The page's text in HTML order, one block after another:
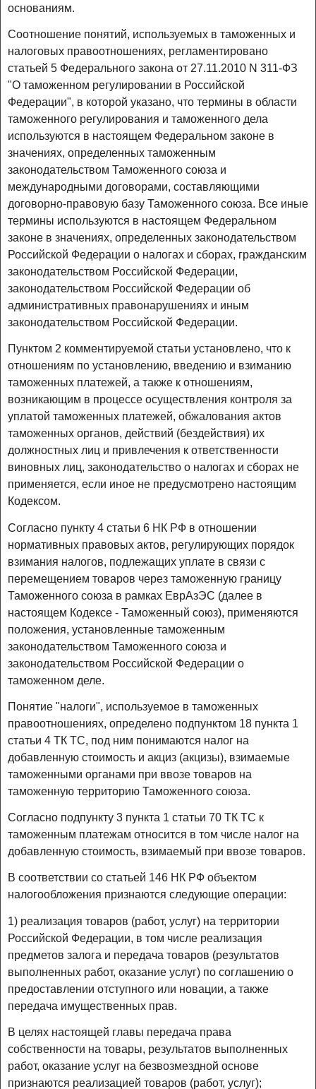
основаниям.
Соотношение понятий, используемых в таможенных и
налоговых правоотношениях, регламентировано
статьей 5 Федерального закона от 27.11.2010 N 311-ФЗ
"О таможенном регулировании в Российской
Федерации", в которой указано, что термины в области
таможенного регулирования и таможенного дела
используются в настоящем Федеральном законе в
значениях, определенных таможенным
законодательством Таможенного союза и
международными договорами, составляющими
договорно-правовую базу Таможенного союза. Все иные
термины используются в настоящем Федеральном
законе в значениях, определенных законодательством
Российской Федерации о налогах и сборах, гражданским
законодательством Российской Федерации,
законодательством Российской Федерации об
административных правонарушениях и иным
законодательством Российской Федерации.
Пунктом 2 комментируемой статьи установлено, что к
отношениям по установлению, введению и взиманию
таможенных платежей, а также к отношениям,
возникающим в процессе осуществления контроля за
уплатой таможенных платежей, обжалования актов
таможенных органов, действий (бездействия) их
должностных лиц и привлечения к ответственности
виновных лиц, законодательство о налогах и сборах не
применяется, если иное не предусмотрено настоящим
Кодексом.
Согласно пункту 4 статьи 6 НК РФ в отношении
нормативных правовых актов, регулирующих порядок
взимания налогов, подлежащих уплате в связи с
перемещением товаров через таможенную границу
Таможенного союза в рамках ЕврАзЭС (далее в
настоящем Кодексе - Таможенный союз), применяются
положения, установленные таможенным
законодательством Таможенного союза и
законодательством Российской Федерации о
таможенном деле.
Понятие "налоги", используемое в таможенных
правоотношениях, определено подпунктом 18 пункта 1
статьи 4 ТК ТС, под ним понимаются налог на
добавленную стоимость и акциз (акцизы), взимаемые
таможенными органами при ввозе товаров на
таможенную территорию Таможенного союза.
Согласно подпункту 3 пункта 1 статьи 70 ТК ТС к
таможенным платежам относится в том числе налог на
добавленную стоимость, взимаемый при ввозе товаров.
В соответствии со статьей 146 НК РФ объектом
налогообложения признаются следующие операции:
1) реализация товаров (работ, услуг) на территории
Российской Федерации, в том числе реализация
предметов залога и передача товаров (результатов
выполненных работ, оказание услуг) по соглашению о
предоставлении отступного или новации, а также
передача имущественных прав.
В целях настоящей главы передача права
собственности на товары, результатов выполненных
работ, оказание услуг на безвозмездной основе
признаются реализацией товаров (работ, услуг);